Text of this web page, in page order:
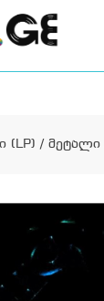
(LP) / მეტალი